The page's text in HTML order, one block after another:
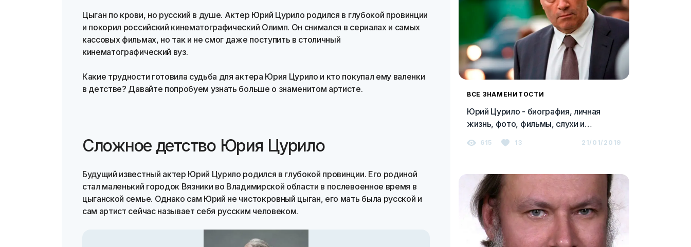
Цыган по крови, но русский в душе. Актер Юрий Цурило родился в глубокой провинции
и покорил российский кинематографический Олимп. Он снимался в сериалах и самых
кассовых фильмах, но так и не смог даже поступить в столичный
кинематографический вуз.
Какие трудности готовила судьба для актера Юрия Цурило и кто покупал ему валенки
в детстве? Давайте попробуем узнать больше о знаменитом артисте.
Сложное детство Юрия Цурило
Будущий известный актер Юрий Цурило родился в глубокой провинции. Его родиной
стал маленький городок Вязники во Владимирской области в послевоенное время в
цыганской семье. Однако сам Юрий не чистокровный цыган, его мать была русской и
сам артист сейчас называет себя русским человеком.
ВСЕ ЗНАМЕНИТОСТИ
Юрий Цурило - биография, личная
жизнь, фото, фильмы, слухи и
615 13 21/01/2019